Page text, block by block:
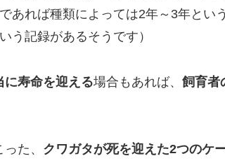
あれば種類によっては2年～3年とい
う記録があるそうです）
に寿命を迎える場合もあれば、 飼育者
た、 クワガタが死を迎えた2つのケ